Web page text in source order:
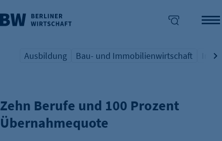
überspringen
Übersicht Schlagwort
Ausbildung
Übersicht Schlagwort
Bau- und Immobilienwirtschaft
AUSBILDUNG AUS ÜBERZEUGUNG
Zehn Berufe und 100 Prozent
Übernahmequote